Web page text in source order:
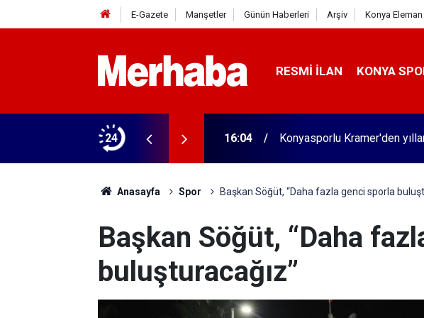
E-Gazete Manşetler Günün Haberleri Arşiv Konya Eleman
RESMI İLAN KONYA
24
313 beygir motoru var 16:04 Konyasporlu Kramer'den
Anasayfa Spor Başkan Söğüt, “Daha fazla genci sporla
Başkan Söğüt, “Daha
buluşturacağız”